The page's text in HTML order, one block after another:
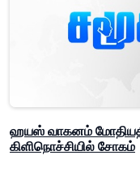
ஹயஸ் வாகனம்
கிளிநொச்சியில் சோகம்